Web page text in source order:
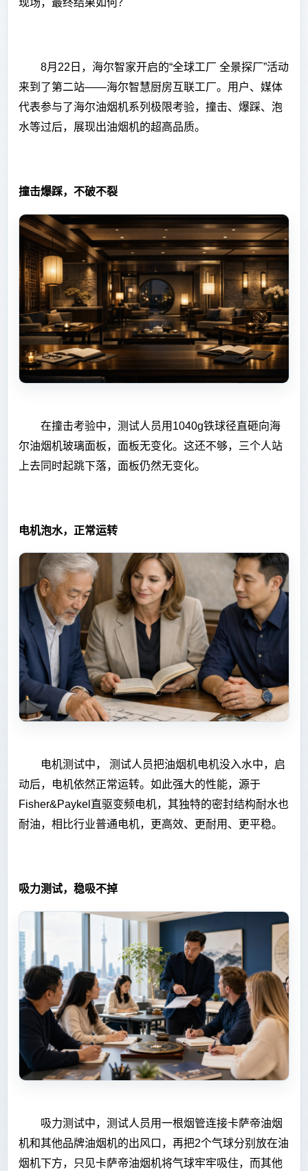
现场，最终结果如何？
8月22日，海尔智家开启的“全球工厂 全景探厂”活动
来到了第二站——海尔智慧厨房互联工厂。用户、媒体
代表参与了海尔油烟机系列极限考验，撞击、爆踩、泡
水等过后，展现出油烟机的超高品质。
撞击爆踩，不破不裂
在撞击考验中，测试人员用1040g铁球径直砸向海
尔油烟机玻璃面板，面板无变化。这还不够，三个人站
上去同时起跳下落，面板仍然无变化。
电机泡水，正常运转
电机测试中， 测试人员把油烟机电机没入水中，启
动后，电机依然正常运转。如此强大的性能，源于
Fisher&Paykel直驱变频电机，其独特的密封结构耐水也
耐油，相比行业普通电机，更高效、更耐用、更平稳。
吸力测试，稳吸不掉
吸力测试中，测试人员用一根烟管连接卡萨帝油烟
机和其他品牌油烟机的出风口，再把2个气球分别放在油
烟机下方，只见卡萨帝油烟机将气球牢牢吸住，而其他